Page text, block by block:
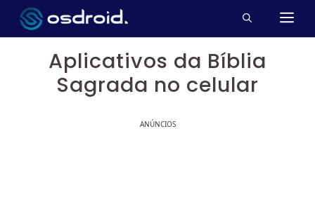
Pular
para
o
Aplicativos da Bíblia
Sagrada no celular
ANÚNCIOS